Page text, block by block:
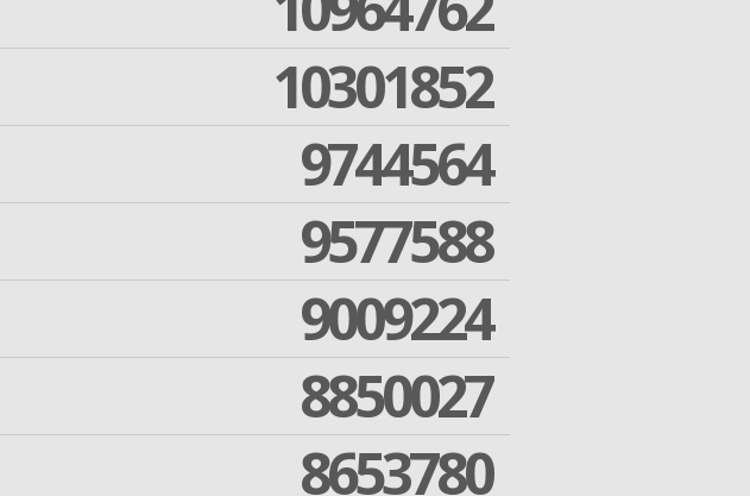
10301852
9744564
9577588
9009224
8850027
8653780